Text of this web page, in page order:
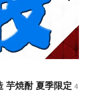
芋焼酎 夏季限定 4